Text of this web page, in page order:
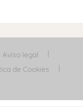
Aviso legal
de Cookies